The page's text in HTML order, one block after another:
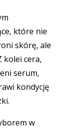
które nie
skórę, ale
kolei cera,
serum,
kondycję
w